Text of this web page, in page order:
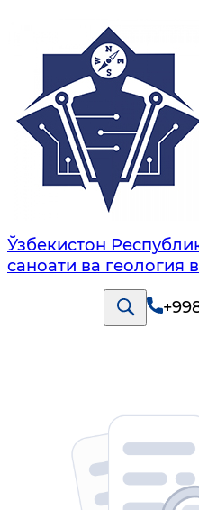
Ўзбекистон
саноати ва геология